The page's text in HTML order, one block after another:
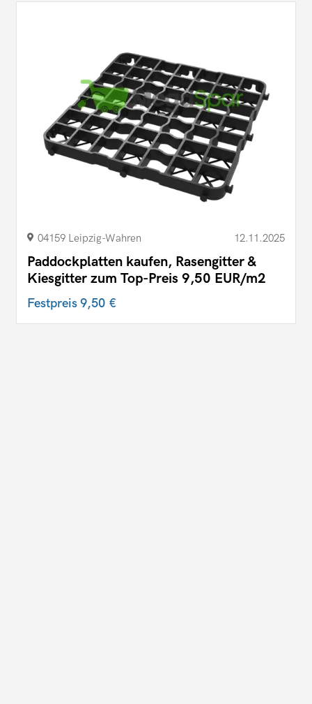
04159 Leipzig-Wahren 12.11.2025
Paddockplatten kaufen, Rasengitter &
Kiesgitter zum Top-Preis 9,50 EUR/m2
Festpreis9,50 €